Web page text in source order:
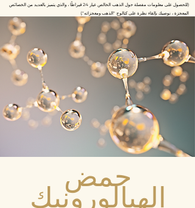
(للحصول على معلومات مفصلة حول الذهب الخالص عيار 24 قيراطًا ، والذي يتميز بالعديد من الخصائص
المعجزة ، نوصيك بإلقاء نظرة على كتالوج "الذهب ومعجزاته".)
حمض